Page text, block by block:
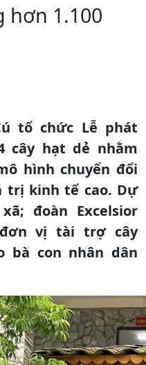
hơn 1.100
tổ chức Lễ phát
cây hạt dẻ nhằm
hình chuyển đổi
trị kinh tế cao. Dự
đoàn Excelsior
vị tài trợ cây
bà con nhân dân